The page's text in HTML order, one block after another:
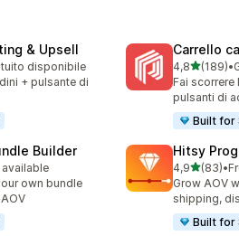
& Upsell
disponibile
+ pulsante di
Carrello
4,8stelle su
(189)
189 •
Fai scorrere
pulsanti di
Built for
Builder
available
own bundle
Hitsy
4,9stelle su
(83)
83 •
Grow AOV
shipping,
Built for